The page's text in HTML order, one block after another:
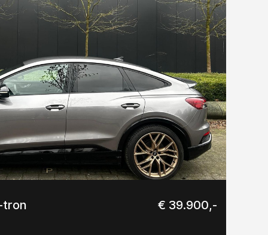
tron € 39.900,-